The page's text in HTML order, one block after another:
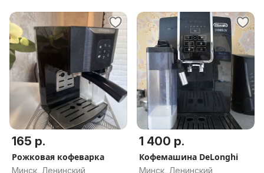
165 р.
Рожковая кофеварка
Минск, Ленинский
1 400 р.
Кофемашина DeLonghi
Минск, Ленинский